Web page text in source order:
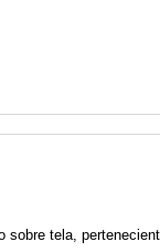
sobre tela,